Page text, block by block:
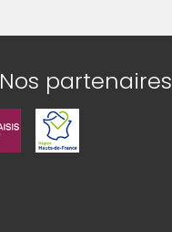
Nos partenaires